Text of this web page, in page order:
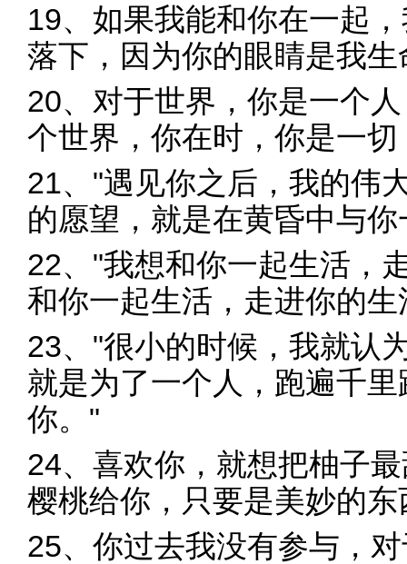
19、如果我能和你在一起
落下，因为你的眼睛是我
20、对于世界，你是一个
个世界，你在时，你是一
21、"遇见你之后，我的伟
的愿望，就是在黄昏中与
22、"我想和你一起生活，
和你一起生活，走进你的
23、"很小的时候，我就认
就是为了一个人，跑遍千
你。"
24、喜欢你，就想把柚子
樱桃给你，只要是美妙的
25、你过去我没有参与，